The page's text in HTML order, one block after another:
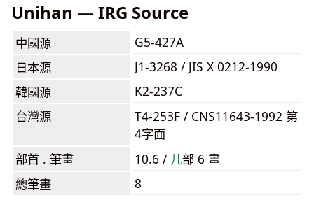
Unihan — IRG Source
中國源
G5-427A
日本源
J1-3268 / JIS X 0212-1990
韓國源
K2-237C
台灣源
T4-253F / CNS11643-1992 第
4字面
部首 . 筆畫
10.6 / ⼉部 6 畫
總筆畫
8